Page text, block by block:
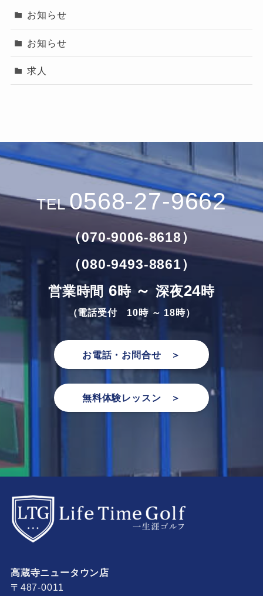
お知らせ
お知らせ
求人
TEL0568-27-9662
（070-9006-8618）
（080-9493-8861）
営業時間 6時 ～深夜24時
（電話受付 10時 ～ 18時）
お電話・お問合せ ＞
無料体験レッスン ＞
高蔵寺ニュータウン店
〒487-0011